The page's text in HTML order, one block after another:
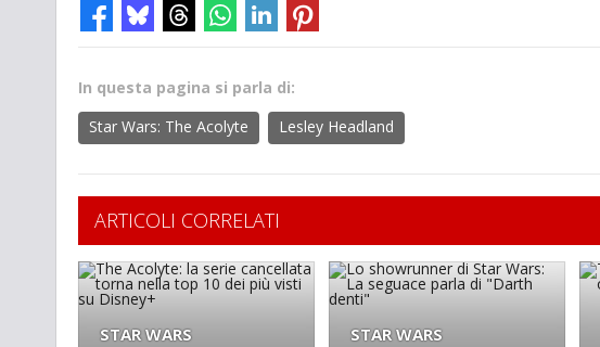
In questa pagina si parla di:
Star Wars: The Acolyte
Lesley Headland
ARTICOLI CORRELATI
STAR WARS STAR WARS